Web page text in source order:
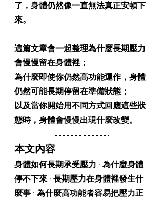
了，身體仍然像一直無法真正安頓下
來。
這篇文章會一起整理為什麼長期壓力
會慢慢留在身體裡；
為什麼即使你仍然高功能運作，身體
仍然可能長期停留在準備狀態；
以及當你開始用不同方式回應這些狀
態時，身體會慢慢出現什麼改變。
本文內容
身體如何長期承受壓力 · 為什麼身體
停不下來 · 長期壓力在身體裡發生什
麼事 · 為什麼高功能者容易把壓力正